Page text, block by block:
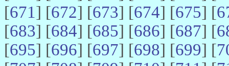
[671] [672] [673] [674] [675] [
[683] [684] [685] [686] [687] [
[695] [696] [697] [698] [699] [